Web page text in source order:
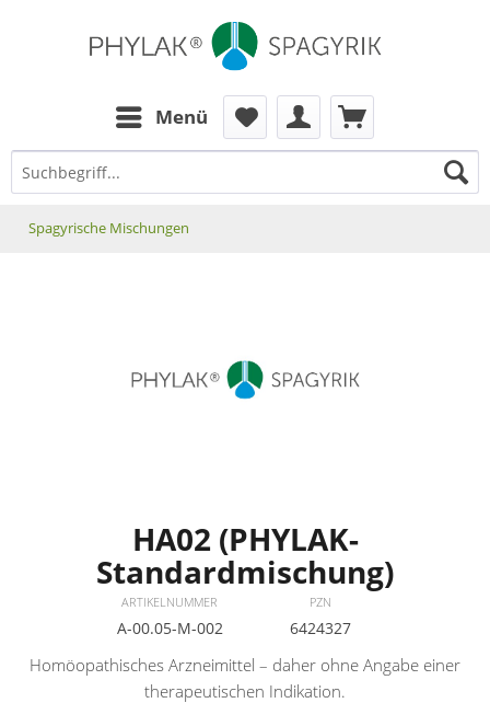
Menü
Spagyrische Mischungen
HA02 (PHYLAK-
Standardmischung)
ARTIKELNUMMER
A-00.05-M-002
PZN
6424327
Homöopathisches Arzneimittel – daher ohne Angabe einer
therapeutischen Indikation.